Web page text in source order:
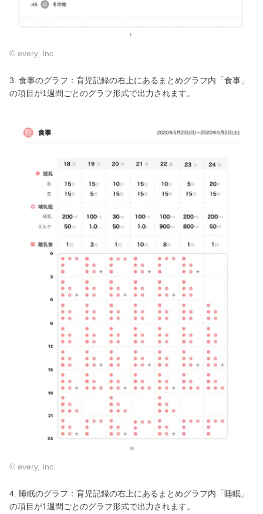
© every, Inc.
3. 食事のグラフ：育児記録の右上にあるまとめグラフ内「食事」
の項目が1週間ごとのグラフ形式で出力されます。
© every, Inc.
4. 睡眠のグラフ：育児記録の右上にあるまとめグラフ内「睡眠」
の項目が1週間ごとのグラフ形式で出力されます。